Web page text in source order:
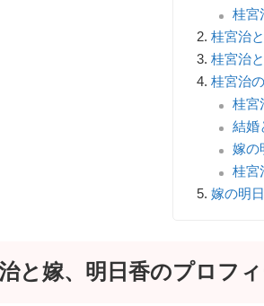
桂宮
桂宮治
桂宮治
桂宮治
桂宮
結婚
嫁の
桂宮
嫁の明
と嫁、明日香のプロフ